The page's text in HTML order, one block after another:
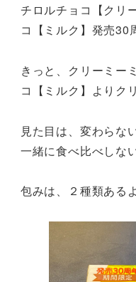
チロルチョコ【クリ
コ【ミルク】発売30
きっと、クリーミー
コ【ミルク】よりク
見た目は、変わらな
一緒に食べ比べしない
包みは、２種類ある